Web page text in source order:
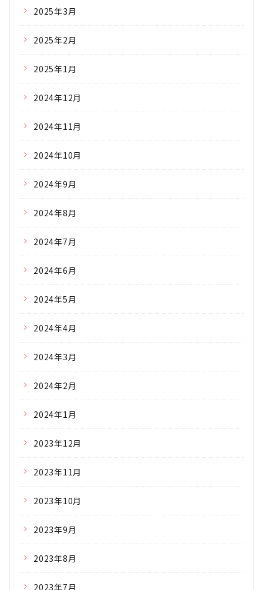
2025年3月
2025年2月
2025年1月
2024年12月
2024年11月
2024年10月
2024年9月
2024年8月
2024年7月
2024年6月
2024年5月
2024年4月
2024年3月
2024年2月
2024年1月
2023年12月
2023年11月
2023年10月
2023年9月
2023年8月
2023年7月